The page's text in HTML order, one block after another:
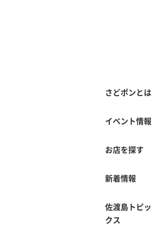
さどポンとは
イベント情報
お店を探す
新着情報
佐渡島トピッ
クス